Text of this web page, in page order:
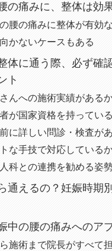
の痛みに、整体は効
腰の痛みに整体が有効
かないケースもある
体に通う際、必ず確
ト
んへの施術実績がある
が国家資格を持ってい
に詳しい問診・検査が
な手技で対応している
科との連携を勧める姿
通えるの？妊娠時期
中の腰の痛みへのア
施術まで院長がすべて